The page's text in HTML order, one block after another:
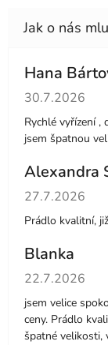
Hana
Hodnocení
30.7.2026
Rychlé vyřízení ,
jsem špatnou
Alexandra
Hodnocení
27.7.2026
Prádlo kvalitní,
Blanka
Hodnocení
22.7.2026
jsem velice
ceny. Prádlo
špatné velikosti,